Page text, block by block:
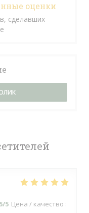
5/5 Цена / качество :
оценки
сделавших